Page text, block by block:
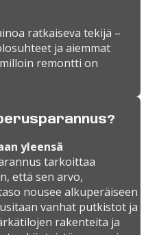
ratkaiseva tekijä –
ja aiemmat
remontti on
yleensä
tarkoittaa
että sen arvo,
nousee alkuperäiseen
vanhat putkistot ja
rakenteita ja